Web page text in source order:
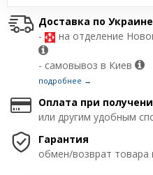
Доставка по Украине
-
на отделение
- самовывоз в Киев
подробнее →
Оплата при
или другим удобным
Гарантия
обмен/возврат товара